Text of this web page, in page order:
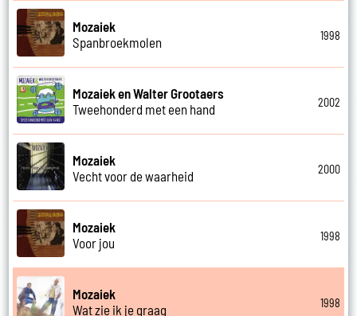
Mozaiek
Spanbroekmolen
1998
Mozaiek en Walter Grootaers
Tweehonderd met een hand
2002
Mozaiek
Vecht voor de waarheid
2000
Mozaiek
Voor jou
1998
Mozaiek
Wat zie ik je graag
1998